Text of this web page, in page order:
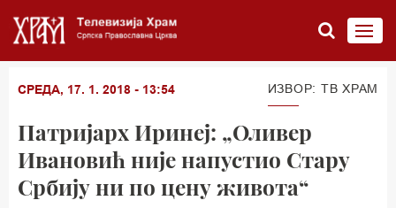
СРЕДА, 17. 1. 2018 - 13:54 ИЗВОР: ТВ ХРАМ
Патријарх Иринеј: „Оливер
Ивановић није напустио Стару
Србију ни по цену живота“